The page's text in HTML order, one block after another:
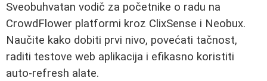
Sveobuhvatan vodič za početnike o radu na
CrowdFlower platformi kroz ClixSense i Neobux.
Naučite kako dobiti prvi nivo, povećati tačnost,
raditi testove web aplikacija i efikasno koristiti
auto-refresh alate.